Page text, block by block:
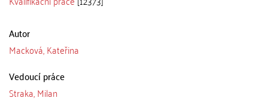
Autor
Macková, Kateřina
Vedoucí práce
Straka, Milan